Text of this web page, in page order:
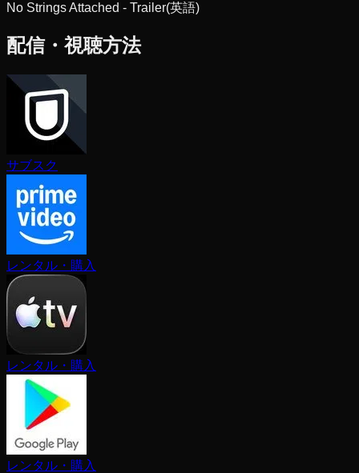
No Strings Attached - Trailer(英語)
配信・視聴方法
サブスク
レンタル・購入
レンタル・購入
レンタル・購入